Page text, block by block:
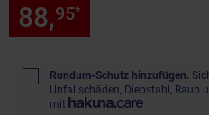
88,95*
Rundum-Schutz hinzufügen.
Unfallschäden, Diebstahl, Raub
mit